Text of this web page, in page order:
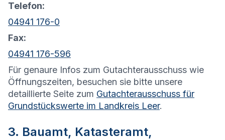
Telefon:
04941 176-0
Fax:
04941 176-596
Für genaure Infos zum Gutachterausschuss wie
Öffnungszeiten, besuchen sie bitte unsere
detaillierte Seite zum Gutachterausschuss für
Grundstückswerte im Landkreis Leer.
3. Bauamt, Katasteramt,